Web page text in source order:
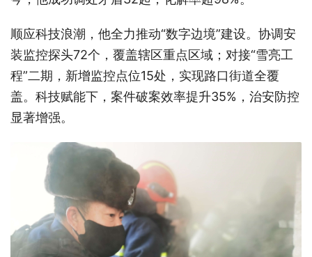
顺应科技浪潮，他全力推动“数字边境”建设。协调安
装监控探头72个，覆盖辖区重点区域；对接“雪亮工
程”二期，新增监控点位15处，实现路口街道全覆
盖。科技赋能下，案件破案效率提升35%，治安防控
显著增强。